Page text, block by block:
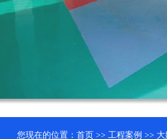
您现在的位置： 首页 >> 工程案例 >>